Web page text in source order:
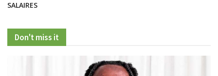
SALAIRES
Don't miss it